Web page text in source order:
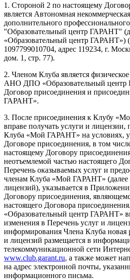
1. Стороной 2 по настоящему
является Автономная
дополнительного
"Образовательный центр ГАРАНТ"
«Образовательный центр
1097799010704, адрес 119234, г.
дом. 1, стр. 77).
2. Членом Клуба является
АНО ДПО «Образовательный центр
Договор присоединения и
ГАРАНТ».
3. После присоединения к Клубу
вправе получать услуги и лицензии,
Клуба «Мой ГАРАНТ» на условиях,
Договоре присоединения, в том
настоящему Договору
неотъемлемой частью настоящего
Перечень оказываемых услуг и
членам Клуба «Мой ГАРАНТ» (далее
лицензий), указывается в
Договору присоединения,
настоящего Договора
«Образовательный центр ГАРАНТ»
изменения в Перечень услуг и
информирования Члена Клуба новая
и лицензий размещается в
телекоммуникационной сети
www.club.garant.ru, а также может
на адрес электронной почты,
информационного письма.